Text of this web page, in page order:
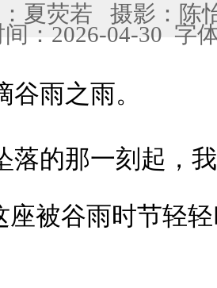
夏荧若 摄影： 陈
：2026-04-30 字
谷雨之雨。
落的那一刻起，
座被谷雨时节轻